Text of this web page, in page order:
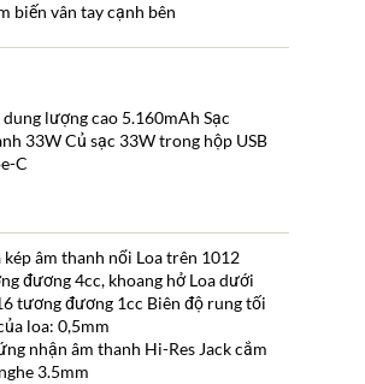
biến vân tay cạnh bên
dung lượng cao 5.160mAh Sạc
33W Củ sạc 33W trong hộp USB
C
kép âm thanh nổi Loa trên 1012
đương 4cc, khoang hở Loa dưới
tương đương 1cc Biên độ rung tối
loa: 0,5mm
nhận âm thanh Hi-Res Jack cắm
3.5mm